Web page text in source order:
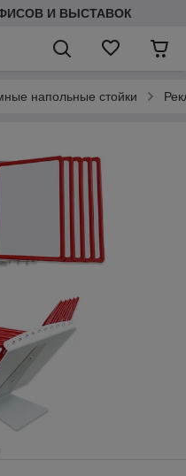
И ВЫСТАВОК
напольные стойки